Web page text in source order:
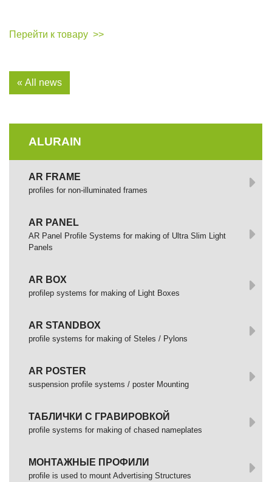
Перейти к товару >>
« All news
ALURAIN
AR FRAME
profiles for non-illuminated frames
AR PANEL
AR Panel Profile Systems for making of Ultra Slim Light
Panels
AR BOX
profilep systems for making of Light Boxes
AR STANDBOX
profile systems for making of Steles / Pylons
AR POSTER
suspension profile systems / poster Mounting
ТАБЛИЧКИ С ГРАВИРОВКОЙ
profile systems for making of chased nameplates
МОНТАЖНЫЕ ПРОФИЛИ
profile is used to mount Advertising Structures